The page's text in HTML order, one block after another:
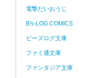
電撃だいおうじ
B's-LOG COMICS
ビーズログ文庫
ファミ通文庫
ファンタジア文庫